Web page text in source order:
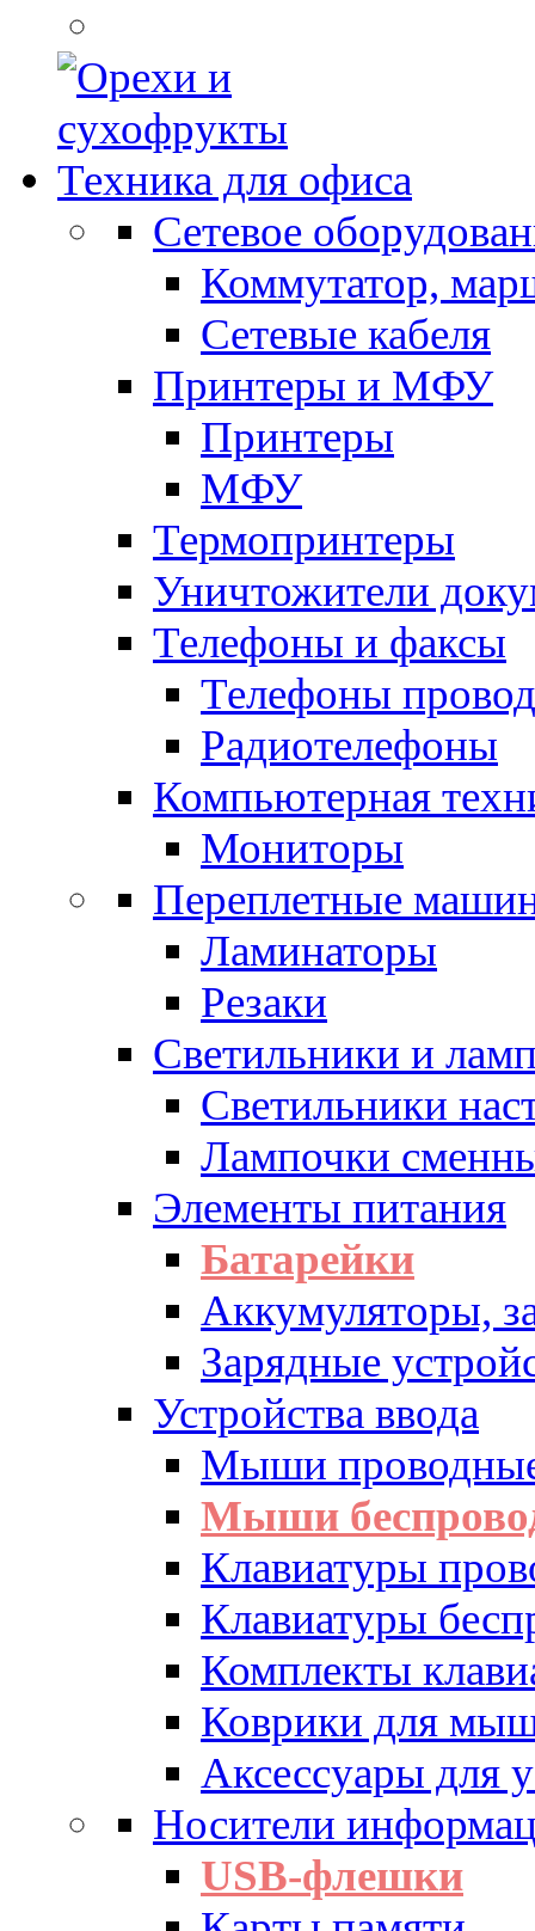
Техника для офиса
Сетевое
Коммутатор,
Сетевые кабеля
Принтеры и МФУ
Принтеры
МФУ
Термопринтеры
Уничтожители
Телефоны и факсы
Телефоны
Радиотелефоны
Компьютерная
Мониторы
Переплетные
Ламинаторы
Резаки
Светильники и
Светильники
Лампочки
Элементы питания
Батарейки
Аккумуляторы,
Зарядные
Устройства ввода
Мыши
Мыши
Клавиатуры
Клавиатуры
Комплекты
Коврики для
Аксессуары для
Носители
USB-флешки